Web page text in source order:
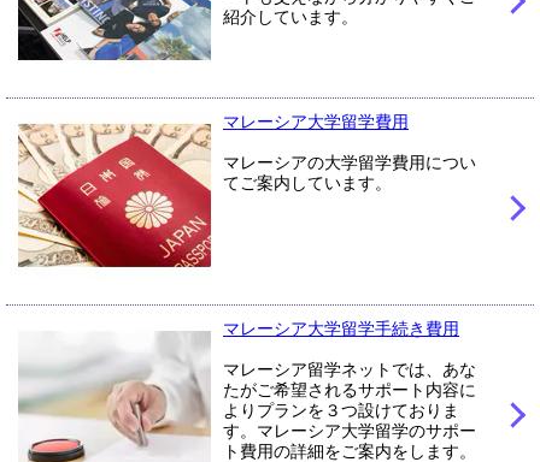
紹介しています。
マレーシア大学留学費用
マレーシアの大学留学費用につい
てご案内しています。
マレーシア大学留学手続き費用
マレーシア留学ネットでは、あな
たがご希望されるサポート内容に
よりプランを３つ設けておりま
す。マレーシア大学留学のサポー
ト費用の詳細をご案内をします。